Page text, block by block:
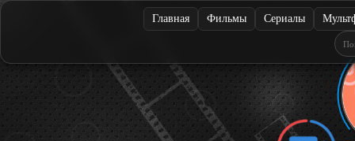
Главная Фильмы Сериалы